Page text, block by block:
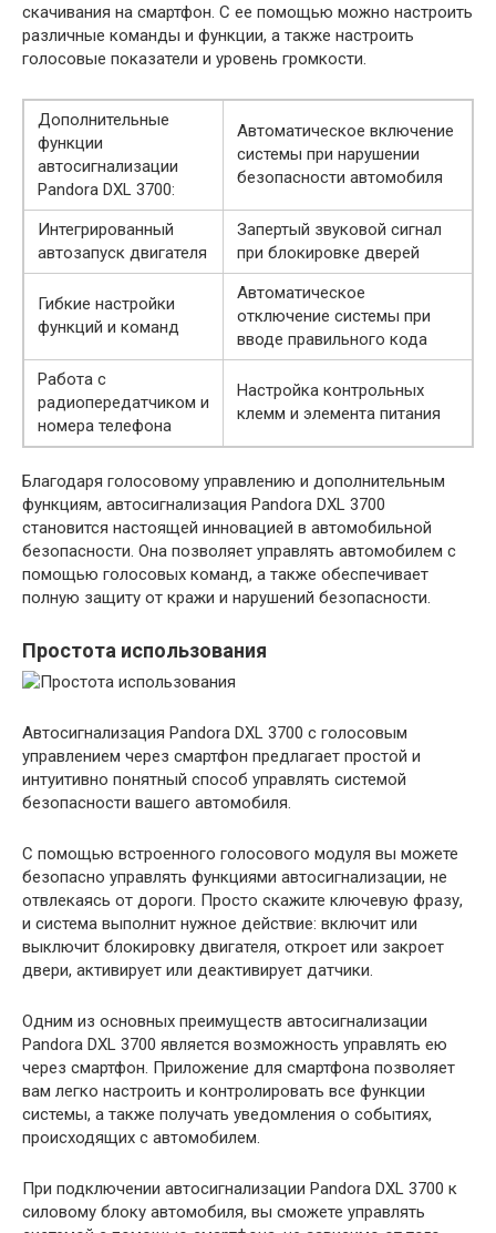
скачивания на смартфон. С ее помощью можно настроить
различные команды и функции, а также настроить
голосовые показатели и уровень громкости.
Дополнительные
функции
автосигнализации
Pandora DXL 3700:
Автоматическое включение
системы при нарушении
безопасности автомобиля
Интегрированный
автозапуск двигателя
Запертый звуковой сигнал
при блокировке дверей
Гибкие настройки
функций и команд
Автоматическое
отключение системы при
вводе правильного кода
Работа с
радиопередатчиком и
номера телефона
Настройка контрольных
клемм и элемента питания
Благодаря голосовому управлению и дополнительным
функциям, автосигнализация Pandora DXL 3700
становится настоящей инновацией в автомобильной
безопасности. Она позволяет управлять автомобилем с
помощью голосовых команд, а также обеспечивает
полную защиту от кражи и нарушений безопасности.
Простота использования
Автосигнализация Pandora DXL 3700 с голосовым
управлением через смартфон предлагает простой и
интуитивно понятный способ управлять системой
безопасности вашего автомобиля.
С помощью встроенного голосового модуля вы можете
безопасно управлять функциями автосигнализации, не
отвлекаясь от дороги. Просто скажите ключевую фразу,
и система выполнит нужное действие: включит или
выключит блокировку двигателя, откроет или закроет
двери, активирует или деактивирует датчики.
Одним из основных преимуществ автосигнализации
Pandora DXL 3700 является возможность управлять ею
через смартфон. Приложение для смартфона позволяет
вам легко настроить и контролировать все функции
системы, а также получать уведомления о событиях,
происходящих с автомобилем.
При подключении автосигнализации Pandora DXL 3700 к
силовому блоку автомобиля, вы сможете управлять